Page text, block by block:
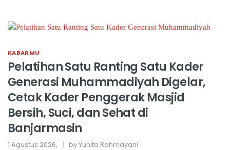
KABARMU
Pelatihan Satu Ranting Satu Kader
Generasi Muhammadiyah Digelar,
Cetak Kader Penggerak Masjid
Bersih, Suci, dan Sehat di
Banjarmasin
1 Agustus 2026, by Yunita Rahmayani